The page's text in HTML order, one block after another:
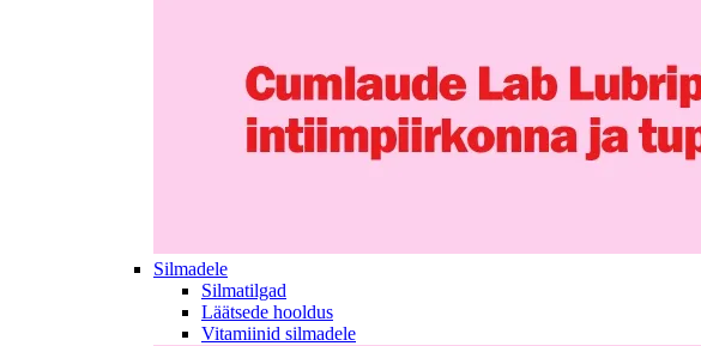
Silmadele
Silmatilgad
Läätsede hooldus
Vitamiinid silmadele